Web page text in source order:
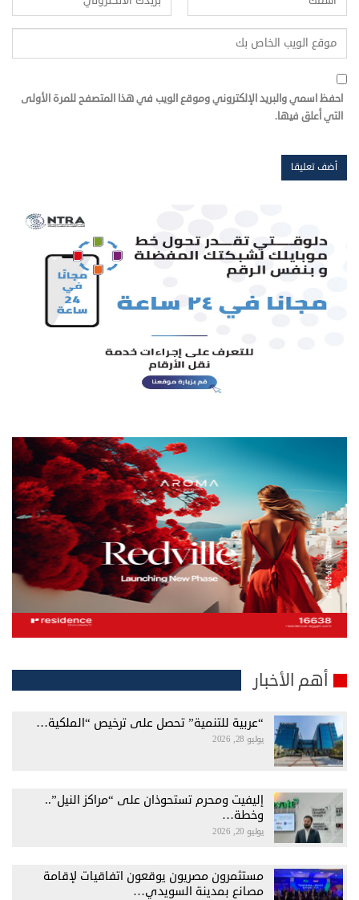
احفظ اسمي والبريد الإلكتروني وموقع الويب في هذا المتصفح للمرة الأولى
التي أعلق فيها.
أهم الأخبار
“عربية للتنمية” تحصل على ترخيص “الملكية…
يوليو 28, 2026
إليفيت ومحرم تستحوذان على “مراكز النيل”..
وخطة…
يوليو 20, 2026
مستثمرون مصريون يوقعون اتفاقيات لإقامة
مصانع بمدينة السويدي…